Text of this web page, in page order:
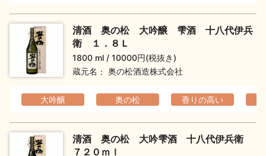
清酒 奥の松 大吟醸 雫酒 十八代伊兵
衛 １．８Ｌ
1800 ml
10000円(税抜き)
蔵元名
奥の松酒造株式会社
大吟醸 奥の松 香りの高い
清酒 奥の松 大吟雫酒 十八代伊兵衛
７２０ｍｌ